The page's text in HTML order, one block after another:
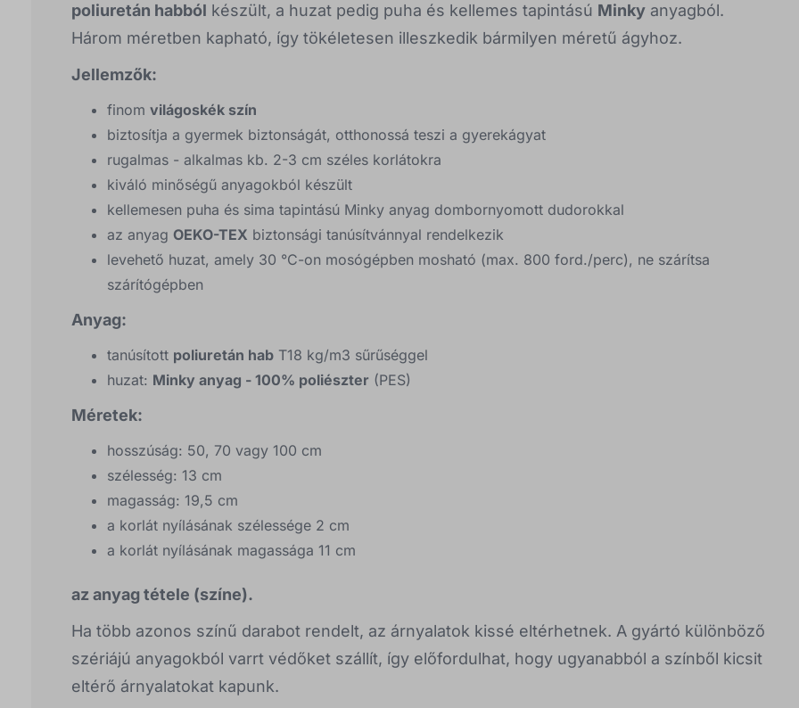
poliuretán habból készült, a huzat pedig puha és kellemes tapintású Minky anyagból.
Három méretben kapható, így tökéletesen illeszkedik bármilyen méretű ágyhoz.
Jellemzők:
finom világoskék szín
biztosítja a gyermek biztonságát, otthonossá teszi a gyerekágyat
rugalmas - alkalmas kb. 2-3 cm széles korlátokra
kiváló minőségű anyagokból készült
kellemesen puha és sima tapintású Minky anyag dombornyomott dudorokkal
az anyag OEKO-TEX biztonsági tanúsítvánnyal rendelkezik
levehető huzat, amely 30 °C-on mosógépben mosható (max. 800 ford./perc), ne szárítsa
szárítógépben
Anyag:
tanúsított poliuretán hab T18 kg/m3 sűrűséggel
huzat: Minky anyag - 100% poliészter (PES)
Méretek:
hosszúság: 50, 70 vagy 100 cm
szélesség: 13 cm
magasság: 19,5 cm
a korlát nyílásának szélessége 2 cm
a korlát nyílásának magassága 11 cm
az anyag tétele (színe).
Ha több azonos színű darabot rendelt, az árnyalatok kissé eltérhetnek. A gyártó különböző
szériájú anyagokból varrt védőket szállít, így előfordulhat, hogy ugyanabból a színből kicsit
eltérő árnyalatokat kapunk.